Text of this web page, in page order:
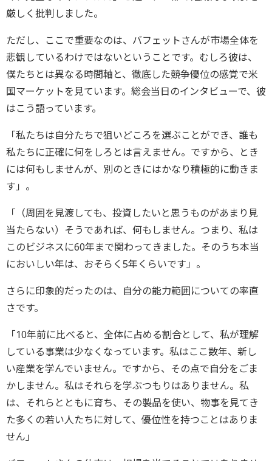
厳しく批判しました。
ただし、ここで重要なのは、バフェットさんが市場全体を
悲観しているわけではないということです。むしろ彼は、
僕たちとは異なる時間軸と、徹底した競争優位の感覚で米
国マーケットを見ています。総会当日のインタビューで、彼
はこう語っています。
「私たちは自分たちで狙いどころを選ぶことができ、誰も
私たちに正確に何をしろとは言えません。ですから、とき
には何もしませんが、別のときにはかなり積極的に動きま
す」。
「（周囲を見渡しても、投資したいと思うものがあまり見
当たらない）そうであれば、何もしません。つまり、私は
このビジネスに60年まで関わってきました。そのうち本当
においしい年は、おそらく5年くらいです」。
さらに印象的だったのは、自分の能力範囲についての率直
さです。
「10年前に比べると、全体に占める割合として、私が理解
している事業は少なくなっています。私はここ数年、新し
い産業を学んでいません。ですから、その点で自分をごま
かしません。私はそれらを学ぶつもりはありません。私
は、それらとともに育ち、その製品を使い、物事を見てき
た多くの若い人たちに対して、優位性を持つことはありま
せん」